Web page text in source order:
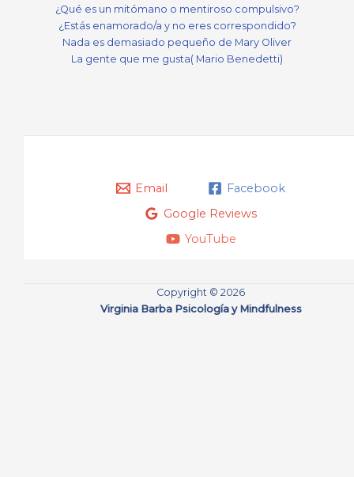
¿Qué es un mitómano o mentiroso compulsivo?
¿Estás enamorado/a y no eres correspondido?
Nada es demasiado pequeño de Mary Oliver
La gente que me gusta( Mario Benedetti)
Email
Facebook
Google Reviews
YouTube
Copyright © 2026
Virginia Barba Psicología y Mindfulness